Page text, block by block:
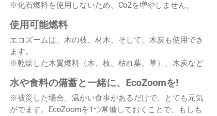
※化石燃料を使用しないため、Co2を増やしません。
使用可能燃料
エコズームは、木の枝、材木、そして、木炭も使用でき
ます。
※乾燥した木質燃料（木、枝、枯れ葉、草）、木炭など
水や食料の備蓄と一緒に、EcoZoomを!
※被災した場合、温かい食事があるだけで、とても元気
がでます。EcoZoomを1つ常備しておくことで、もしも